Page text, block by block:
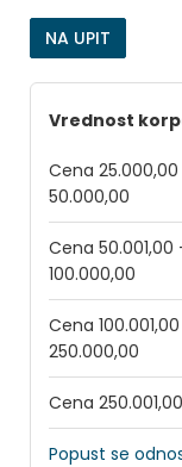
NA UPIT
Vrednost
Cena
50.000,00
Cena 50.001,00
100.000,00
Cena
250.000,00
Cena
Popust se